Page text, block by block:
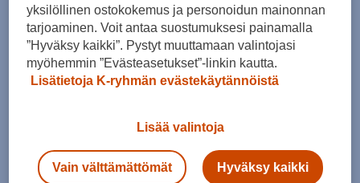
yksilöllinen ostokokemus ja personoidun mainonnan
tarjoaminen. Voit antaa suostumuksesi painamalla
”Hyväksy kaikki”. Pystyt muuttamaan valintojasi
myöhemmin ”Evästeasetukset”-linkin kautta.
Lisätietoja K-ryhmän evästekäytännöistä
Lisää valintoja
Vain välttämättömät Hyväksy kaikki